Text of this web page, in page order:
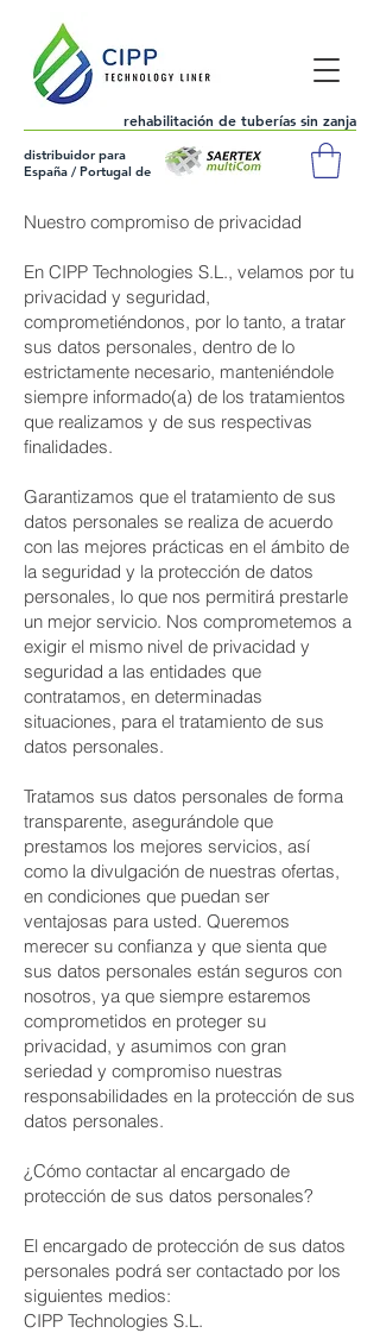
675 119
314
rehabilitación de tuberías sin zanja
distribuidor para
España / Portugal de
Nuestro compromiso de privacidad
En CIPP Technologies S.L., velamos por tu
privacidad y seguridad,
comprometiéndonos, por lo tanto, a tratar
sus datos personales, dentro de lo
estrictamente necesario, manteniéndole
siempre informado(a) de los tratamientos
que realizamos y de sus respectivas
finalidades.
Garantizamos que el tratamiento de sus
datos personales se realiza de acuerdo
con las mejores prácticas en el ámbito de
la seguridad y la protección de datos
personales, lo que nos permitirá prestarle
un mejor servicio. Nos comprometemos a
exigir el mismo nivel de privacidad y
seguridad a las entidades que
contratamos, en determinadas
situaciones, para el tratamiento de sus
datos personales.
Tratamos sus datos personales de forma
transparente, asegurándole que
prestamos los mejores servicios, así
como la divulgación de nuestras ofertas,
en condiciones que puedan ser
ventajosas para usted. Queremos
merecer su confianza y que sienta que
sus datos personales están seguros con
nosotros, ya que siempre estaremos
comprometidos en proteger su
privacidad, y asumimos con gran
seriedad y compromiso nuestras
responsabilidades en la protección de sus
datos personales.
¿Cómo contactar al encargado de
protección de sus datos personales?
El encargado de protección de sus datos
personales podrá ser contactado por los
siguientes medios:
CIPP Technologies S.L.